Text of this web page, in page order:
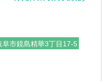
阜市鏡島精華3丁目17-5